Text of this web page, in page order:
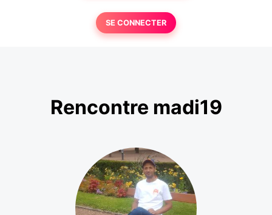
SE CONNECTER
Rencontre madi19